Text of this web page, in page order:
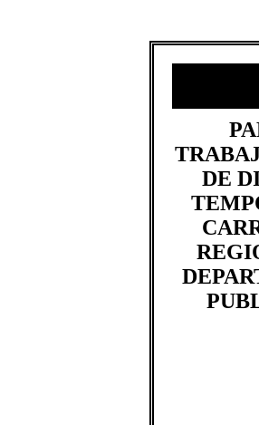
DE